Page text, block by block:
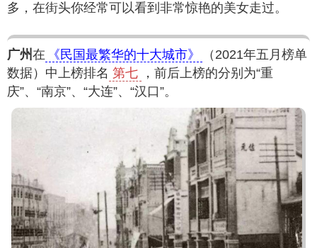
多，在街头你经常可以看到非常惊艳的美女走过。
广州在 《民国最繁华的十大城市》
（2021年五月榜单
数据）中上榜排名 第七
，前后上榜的分别为“重
庆”、“南京”、“大连”、“汉口”。